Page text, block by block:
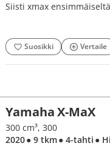
Siisti xmax
Suosikki Vertaile
Yamaha X-MaX
300 cm³, 300
2020● 9 tkm● 4-tahti ●